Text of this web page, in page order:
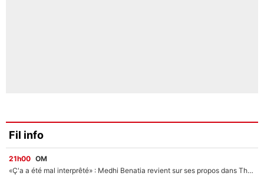
Fil info
21h00 OM
«Ç'a a été mal interprêté» : Medhi Benatia revient sur ses propos dans The Bridge et précise ses conditions pour rejoindre le PSG !